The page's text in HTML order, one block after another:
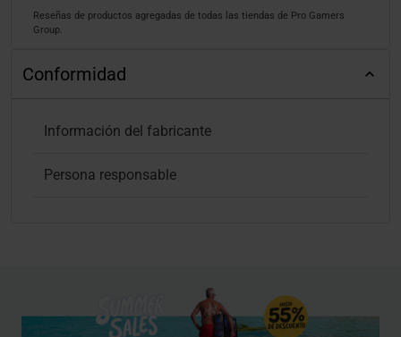
Reseñas de productos agregadas de todas las tiendas de Pro Gamers
Group.
Conformidad
Información del fabricante
Persona responsable